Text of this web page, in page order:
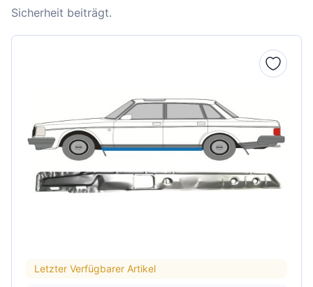
Sicherheit beiträgt.
Letzter Verfügbarer Artikel